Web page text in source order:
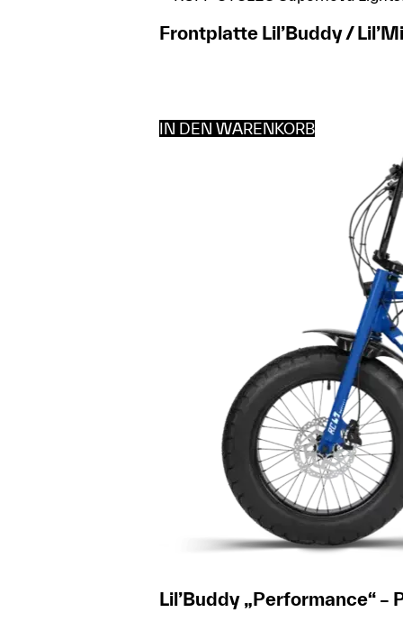
Frontplatte Lil’Buddy /
IN DEN WARENKORB
Lil’Buddy „Performance“ –